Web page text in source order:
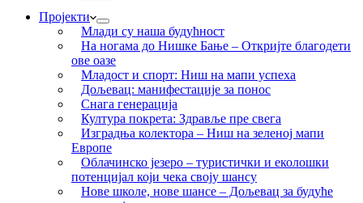
Пројекти
Млади су наша будућност
На ногама до Нишке Бање – Откријте благодети
ове оазе
Младост и спорт: Ниш на мапи успеха
Дољевац: манифестације за понос
Снага генерација
Култура покрета: Здравље пре свега
Изградња колектора – Ниш на зеленој мапи
Европе
Облачинско језеро – туристички и еколошки
потенцијал који чека своју шансу
Нове школе, нове шансе – Дољевац за будуће